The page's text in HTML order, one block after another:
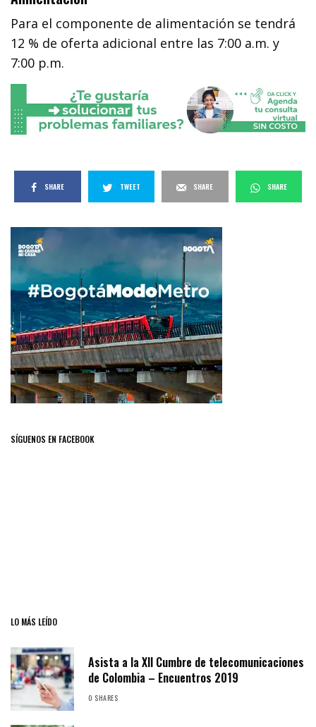
Para el componente de alimentación se tendrá
12 % de oferta adicional entre las 7:00 a.m. y
7:00 p.m.
SHARE TWEET SHARE SHARE
SÍGUENOS EN FACEBOOK
LO MÁS LEÍDO
Asista a la XII Cumbre de telecomunicaciones
de Colombia – Encuentros 2019
0 SHARES